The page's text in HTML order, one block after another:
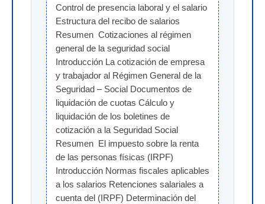
Control de presencia laboral y el salario
Estructura del recibo de salarios
Resumen  Cotizaciones al régimen
general de la seguridad social
Introducción La cotización de empresa
y trabajador al Régimen General de la
Seguridad – Social Documentos de
liquidación de cuotas Cálculo y
liquidación de los boletines de
cotización a la Seguridad Social
Resumen  El impuesto sobre la renta
de las personas físicas (IRPF)
Introducción Normas fiscales aplicables
a los salarios Retenciones salariales a
cuenta del (IRPF) Determinación del